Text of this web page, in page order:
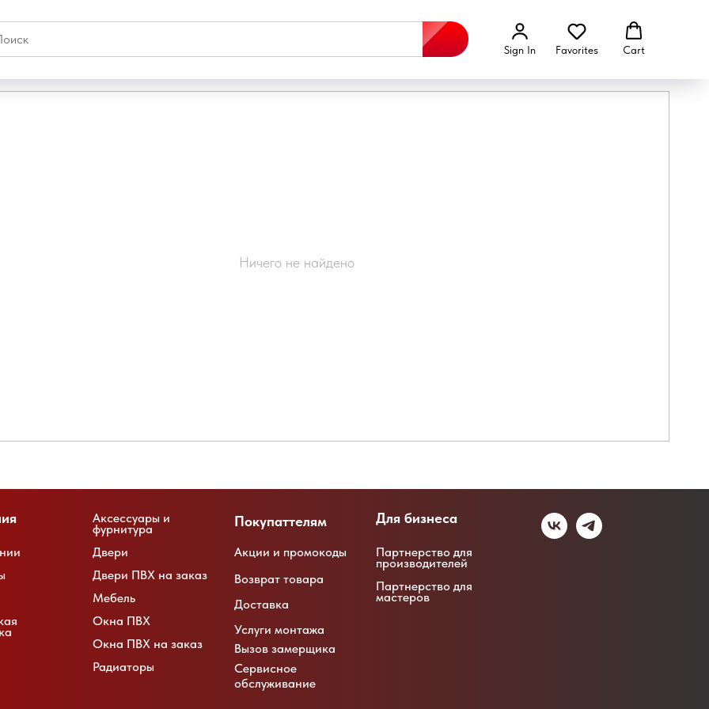
Sign In Favorites Cart
Ничего не найдено
Аксессуары и
фурнитура
Двери
Двери ПВХ на заказ
Мебель
Окна ПВХ
Окна ПВХ на заказ
Радиаторы
Покупаттелям
Акции и промокоды
Возврат товара
Доставка
Услуги монтажа
Вызов замерщика
Сервисное
обслуживание
Для бизнеса
Партнерство для
производителей
Партнерство для
мастеров